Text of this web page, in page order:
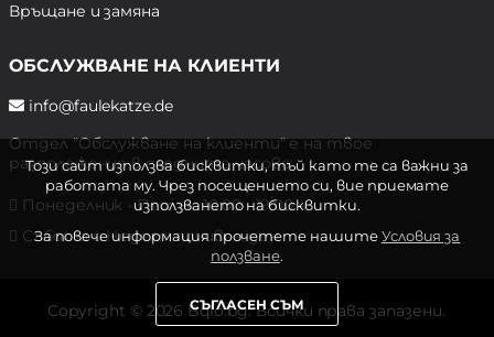
Връщане и замяна
ОБСЛУЖВАНЕ НА КЛИЕНТИ
info@faulekatze.de
Отдел "Обслужване на клиенти" е на твое
разположение в следните часове:
Понеделник - Петък: 10:00 - 19:00 ч.
Събота и Неделя: почивен ден
Copyright © 2026 Bqlo.bg. Всички права запазени.
Този сайт използва бисквитки, тъй като те са важни за
работата му. Чрез посещението си, вие приемате
използването на бисквитки.
За повече информация прочетете нашитеУсловия за
ползване.
СЪГЛАСЕН СЪМ